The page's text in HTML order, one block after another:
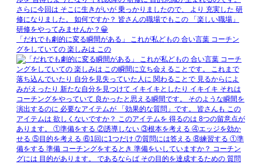
「だれでも劇的に変る瞬間がある」 これが私どもの 合い言葉 コーチン
グをしていての 楽しみは この